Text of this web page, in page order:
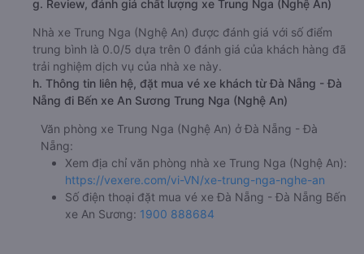
g. Review, đánh giá chất lượng xe Trung Nga (Nghệ An)
Nhà xe Trung Nga (Nghệ An) được đánh giá với số điểm
trung bình là 0.0/5 dựa trên 0 đánh giá của khách hàng đã
trải nghiệm dịch vụ của nhà xe này.
h. Thông tin liên hệ, đặt mua vé xe khách từ Đà Nẵng - Đà
Nẵng đi Bến xe An Sương Trung Nga (Nghệ An)
Văn phòng xe Trung Nga (Nghệ An) ở Đà Nẵng - Đà
Nẵng:
Xem địa chỉ văn phòng nhà xe Trung Nga (Nghệ An):
https://vexere.com/vi-VN/xe-trung-nga-nghe-an
Số điện thoại đặt mua vé xe Đà Nẵng - Đà Nẵng Bến
xe An Sương: 1900 888684